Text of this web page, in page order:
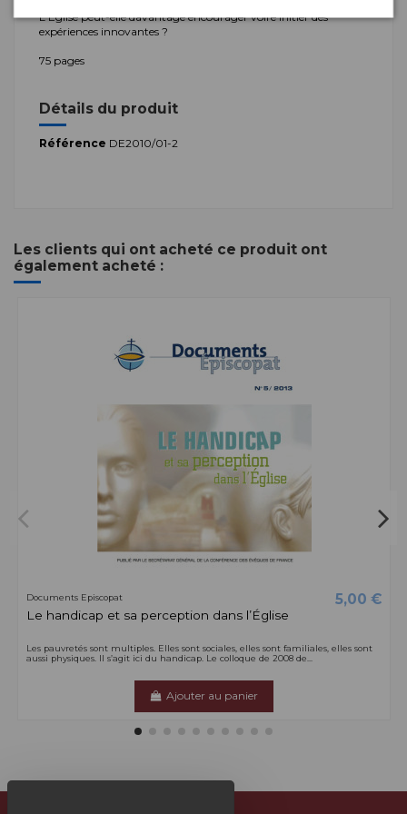
L'Église peut-elle davantage encourager voire initier des
expériences innovantes ?
75 pages
Détails du produit
Référence DE2010/01-2
Les clients qui ont acheté ce produit ont
également acheté :
Documents Episcopat 5,00 €
Le handicap et sa perception dans l’Église
Les pauvretés sont multiples. Elles sont sociales, elles sont familiales, elles sont
aussi physiques. Il s’agit ici du handicap. Le colloque de 2008 de...
Ajouter au panier